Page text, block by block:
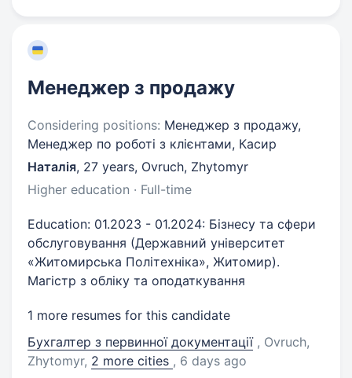
Менеджер з продажу
Considering positions: Менеджер з продажу,
Менеджер по роботі з клієнтами, Касир
Наталія, 27 years, Ovruch, Zhytomyr
Higher education · Full-time
Education: 01.2023 - 01.2024: Бізнесу та сфери
обслуговування (Державний університет
«Житомирська Політехніка», Житомир).
Магістр з обліку та оподаткування
1 more resumes for this candidate
Бухгалтер з первинної документації , Ovruch,
Zhytomyr, 2 more cities , 6 days ago